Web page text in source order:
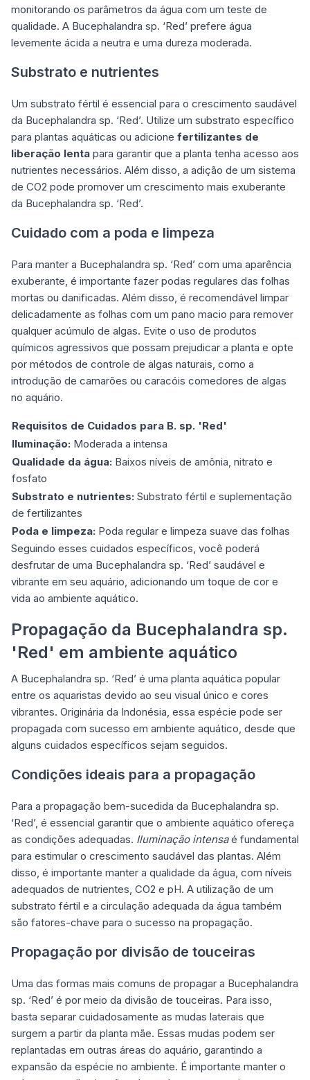
monitorando os parâmetros da água com um teste de
qualidade. A Bucephalandra sp. ‘Red’ prefere água
levemente ácida a neutra e uma dureza moderada.
Substrato e nutrientes
Um substrato fértil é essencial para o crescimento saudável
da Bucephalandra sp. ‘Red’. Utilize um substrato específico
para plantas aquáticas ou adicione fertilizantes de
liberação lenta para garantir que a planta tenha acesso aos
nutrientes necessários. Além disso, a adição de um sistema
de CO2 pode promover um crescimento mais exuberante
da Bucephalandra sp. ‘Red’.
Cuidado com a poda e limpeza
Para manter a Bucephalandra sp. ‘Red’ com uma aparência
exuberante, é importante fazer podas regulares das folhas
mortas ou danificadas. Além disso, é recomendável limpar
delicadamente as folhas com um pano macio para remover
qualquer acúmulo de algas. Evite o uso de produtos
químicos agressivos que possam prejudicar a planta e opte
por métodos de controle de algas naturais, como a
introdução de camarões ou caracóis comedores de algas
no aquário.
Requisitos de Cuidados para B. sp. 'Red'
Iluminação: Moderada a intensa
Qualidade da água: Baixos níveis de amônia, nitrato e
fosfato
Substrato e nutrientes: Substrato fértil e suplementação
de fertilizantes
Poda e limpeza: Poda regular e limpeza suave das folhas
Seguindo esses cuidados específicos, você poderá
desfrutar de uma Bucephalandra sp. ‘Red’ saudável e
vibrante em seu aquário, adicionando um toque de cor e
vida ao ambiente aquático.
Propagação da Bucephalandra sp.
'Red' em ambiente aquático
A Bucephalandra sp. ‘Red’ é uma planta aquática popular
entre os aquaristas devido ao seu visual único e cores
vibrantes. Originária da Indonésia, essa espécie pode ser
propagada com sucesso em ambiente aquático, desde que
alguns cuidados específicos sejam seguidos.
Condições ideais para a propagação
Para a propagação bem-sucedida da Bucephalandra sp.
‘Red’, é essencial garantir que o ambiente aquático ofereça
as condições adequadas. Iluminação intensaé fundamental
para estimular o crescimento saudável das plantas. Além
disso, é importante manter a qualidade da água, com níveis
adequados de nutrientes, CO2 e pH. A utilização de um
substrato fértil e a circulação adequada da água também
são fatores-chave para o sucesso na propagação.
Propagação por divisão de touceiras
Uma das formas mais comuns de propagar a Bucephalandra
sp. ‘Red’ é por meio da divisão de touceiras. Para isso,
basta separar cuidadosamente as mudas laterais que
surgem a partir da planta mãe. Essas mudas podem ser
replantadas em outras áreas do aquário, garantindo a
expansão da espécie no ambiente. É importante manter o